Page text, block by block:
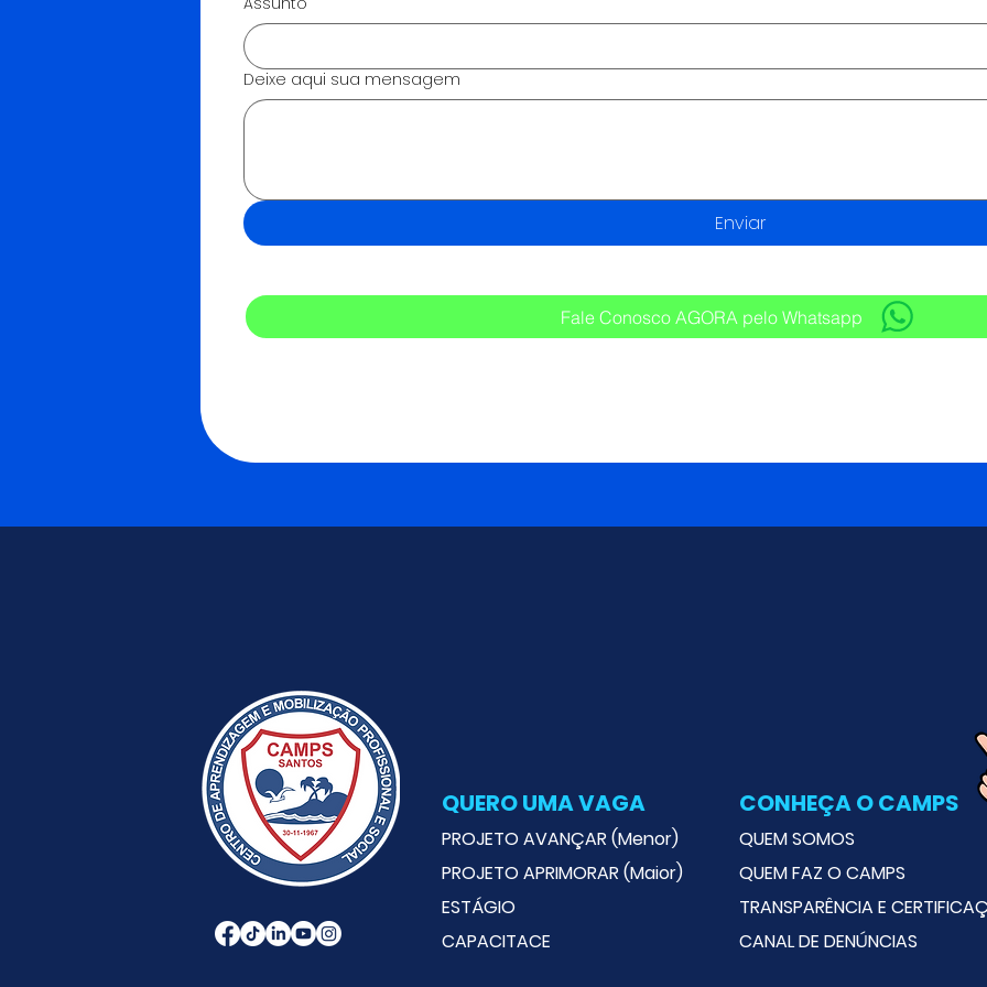
Deixe aqui sua mensagem
Enviar
Fale Conosco AGORA pelo Whatsapp
QUERO UMA VAGA
PROJETO AVANÇAR (Menor)
PROJETO APRIMORAR (Maior)
ESTÁGIO
CAPACITACE
CONHEÇA O CAMPS
QUEM SOMOS
QUEM FAZ O CAMPS
TRANSPARÊNCIA E
CANAL DE DENÚNCIAS